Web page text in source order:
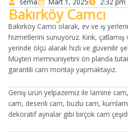
Bakırköy Camcı
Bakırköy Camcı olarak, ev ve iş
hizmetlerini sunuyoruz. Kırık, çatlamış
yerinde ölçü alarak hızlı ve güvenilir
Müşteri memnuniyetini ön planda
garantili cam montajı yapmaktayız.
Geniş ürün yelpazemiz ile lamine
cam, desenli cam, buzlu cam,
dekoratif aynalar gibi birçok cam